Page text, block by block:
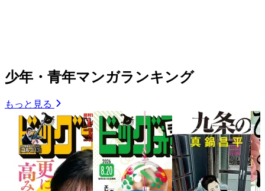
少年・青年マンガランキング
もっと見る